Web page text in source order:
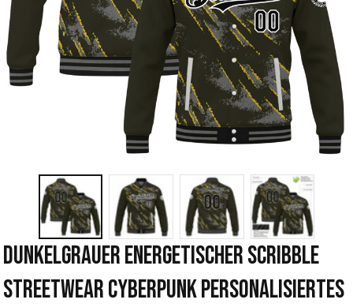
Dunkelgrauer Energetischer Scribble
Streetwear Cyberpunk Personalisiertes